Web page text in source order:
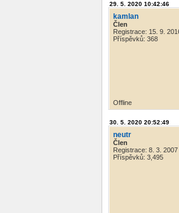
29. 5. 2020 10:42:46
kamlan
Člen
Registrace: 15. 9.
Příspěvků: 368
Offline
30. 5. 2020 20:52:49
neutr
Člen
Registrace: 8. 3. 2007
Příspěvků: 3,495